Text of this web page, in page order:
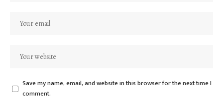
Save my name, email, and website in this browser for the next time I
comment.